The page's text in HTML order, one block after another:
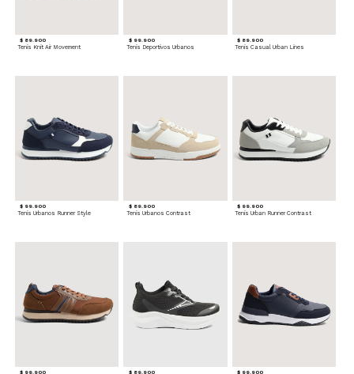
$ 89.900
Tenis Knit Air Movement
$ 99.900
Tenis Deportivos Urbanos
$ 89.900
Tenis Casual Urban Lines
$ 99.900
Tenis Urbanos Runner Style
$ 89.900
Tenis Urbanos Contrast
$ 99.900
Tenis Urban Runner Contrast
$ 99.900 $ 89.900 $ 99.900